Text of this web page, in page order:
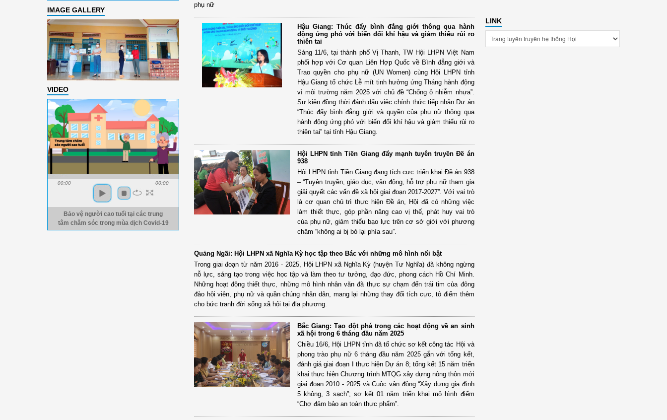
IMAGE GALLERY
VIDEO
00:00 00:00
Bảo vệ người cao tuổi tại các trung
tâm chăm sóc trong mùa dịch Covid-19
phụ nữ
Hậu Giang: Thúc đẩy bình đẳng giới thông qua hành
động ứng phó với biến đổi khí hậu và giảm thiểu rủi ro
thiên tai
Sáng 11/6, tại thành phố Vị Thanh, TW Hội LHPN Việt Nam
phối hợp với Cơ quan Liên Hợp Quốc về Bình đẳng giới và
Trao quyền cho phụ nữ (UN Women) cùng Hội LHPN tỉnh
Hậu Giang tổ chức Lễ mít tinh hưởng ứng Tháng hành động
vì môi trường năm 2025 với chủ đề “Chống ô nhiễm nhựa”.
Sự kiện đồng thời đánh dấu việc chính thức tiếp nhận Dự án
“Thúc đẩy bình đẳng giới và quyền của phụ nữ thông qua
hành động ứng phó với biến đổi khí hậu và giảm thiểu rủi ro
thiên tai” tại tỉnh Hậu Giang.
Hội LHPN tỉnh Tiền Giang đẩy mạnh tuyên truyền Đề án
938
Hội LHPN tỉnh Tiền Giang đang tích cực triển khai Đề án 938
– “Tuyên truyền, giáo dục, vận động, hỗ trợ phụ nữ tham gia
giải quyết các vấn đề xã hội giai đoạn 2017-2027”. Với vai trò
là cơ quan chủ trì thực hiện Đề án, Hội đã có những việc
làm thiết thực, góp phần nâng cao vị thế, phát huy vai trò
của phụ nữ, giảm thiểu bạo lực trên cơ sở giới với phương
châm “không ai bị bỏ lại phía sau”.
Quảng Ngãi: Hội LHPN xã Nghĩa Kỳ học tập theo Bác với những mô hình nổi bật
Trong giai đoạn từ năm 2016 - 2025, Hội LHPN xã Nghĩa Kỳ (huyện Tư Nghĩa) đã không ngừng
nỗ lực, sáng tạo trong việc học tập và làm theo tư tưởng, đạo đức, phong cách Hồ Chí Minh.
Những hoạt động thiết thực, những mô hình nhân văn đã thực sự chạm đến trái tim của đông
đảo hội viên, phụ nữ và quần chúng nhân dân, mang lại những thay đổi tích cực, tô điểm thêm
cho bức tranh đời sống xã hội tại địa phương.
Bắc Giang: Tạo đột phá trong các hoạt động về an sinh
xã hội trong 6 tháng đầu năm 2025
Chiều 16/6, Hội LHPN tỉnh đã tổ chức sơ kết công tác Hội và
phong trào phụ nữ 6 tháng đầu năm 2025 gắn với tổng kết,
đánh giá giai đoạn I thực hiện Dự án 8; tổng kết 15 năm triển
khai thực hiện Chương trình MTQG xây dựng nông thôn mới
giai đoạn 2010 - 2025 và Cuộc vận động “Xây dựng gia đình
5 không, 3 sạch”; sơ kết 01 năm triển khai mô hình điểm
“Chợ đảm bảo an toàn thực phẩm”.
LINK